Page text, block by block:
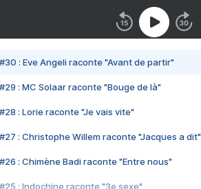
#30 : Eve Angeli raconte "Avant de partir"
#29 : MC Solaar raconte "Bouge de là"
#28 : Lorie raconte "Je vais vite"
#27 : Christophe Willem raconte "Jacques a dit"
#26 : Chimène Badi raconte "Entre nous"
#25 : Indochine raconte "3e sexe"